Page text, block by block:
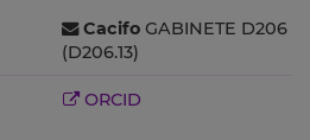
Cacifo GABINETE D206
(D206.13)
ORCID